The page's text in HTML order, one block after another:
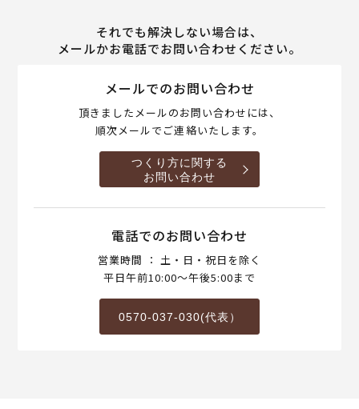
それでも解決しない場合は、
メールかお電話でお問い合わせください。
メールでのお問い合わせ
頂きましたメールのお問い合わせには、
順次メールでご連絡いたします。
つくり方に関する
お問い合わせ
電話でのお問い合わせ
営業時間 ： 土・日・祝日を除く
平日午前10:00～午後5:00まで
0570-037-030(代表）